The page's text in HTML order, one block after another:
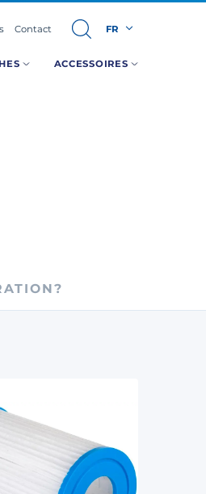
ACCESSOIRES
Contact FR